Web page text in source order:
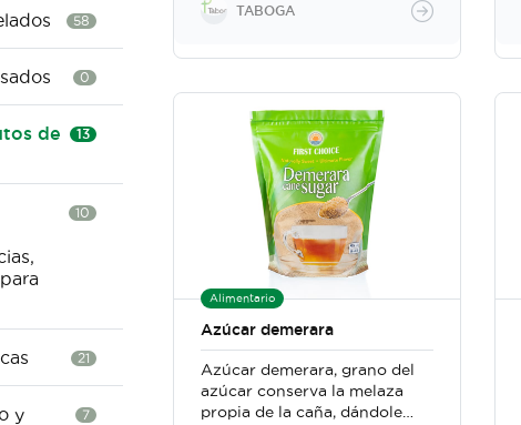
58
0
de
13
10
21
y
7
TABOGA
Alimentario
Azúcar demerara
Azúcar demerara, grano del
azúcar conserva la melaza
propia de la caña, dándole